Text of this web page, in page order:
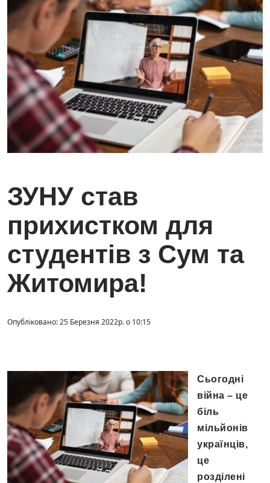
ЗУНУ став
прихистком для
студентів з Сум та
Житомира!
Опубліковано: 25 Березня 2022р. о 10:15
Сьогодні
війна – це
біль
мільйонів
українців,
це
розділені